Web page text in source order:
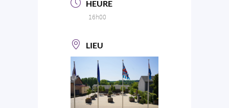
HEURE
16h00
LIEU